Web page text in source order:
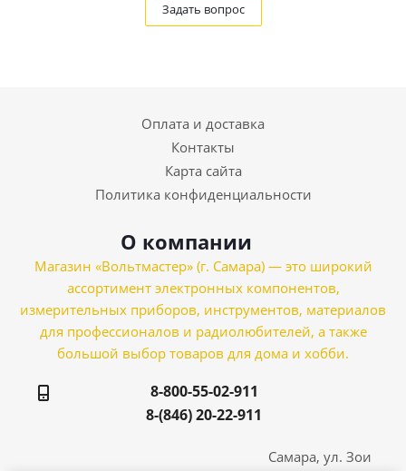
Задать вопрос
Оплата и доставка
Контакты
Карта сайта
Политика конфиденциальности
О компании
Магазин «Вольтмастер» (г. Самара) — это широкий
ассортимент электронных компонентов,
измерительных приборов, инструментов, материалов
для профессионалов и радиолюбителей, а также
большой выбор товаров для дома и хобби.
8-800-55-02-911
8-(846) 20-22-911
Самара, ул. Зои